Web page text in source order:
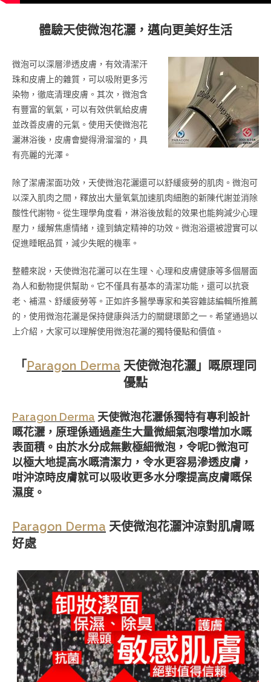
體驗天使微泡花灑，邁向更美好生活
微泡可以深層滲透皮膚，有效清潔汗
珠和皮膚上的雜質，可以吸附更多污
染物，徹底清理皮膚。其次，微泡含
有豐富的氧氣，可以有效供氧給皮膚
並改善皮膚的元氣。使用天使微泡花
灑淋浴後，皮膚會變得滑溜溜的，具
有亮麗的光澤。
除了潔膚潔面功效，天使微泡花灑還可以舒緩疲勞的肌肉。微泡可
以深入肌肉之間，釋放出大量氧氣加速肌肉細胞的新陳代謝並消除
酸性代謝物。從生理學角度看，淋浴後放鬆的效果也能夠減少心理
壓力，緩解焦慮情緒，達到鎮定精神的功效。微泡浴還被證實可以
促進睡眠品質，減少失眠的機率。
整體來說，天使微泡花灑可以在生理、心理和皮膚健康等多個層面
為人和動物提供幫助。它不僅具有基本的清潔功能，還可以抗衰
老、補濕、舒緩疲勞等。正如許多醫學專家和美容雜誌編輯所推薦
的，使用微泡花灑是保持健康與活力的關鍵環節之一。希望通過以
上介紹，大家可以理解使用微泡花灑的獨特優點和價值。
「 Paragon Derma 天使微泡花灑」嘅原理同
優點
Paragon Derma 天使微泡花灑係獨特有專利設計
嘅花灑，原理係通過產生大量微細氣泡嚟增加水嘅
表面積。由於水分成無數極細微泡，令呢D微泡可
以極大地提高水嘅清潔力，令水更容易滲透皮膚，
咁沖涼時皮膚就可以吸收更多水分嚟提高皮膚嘅保
濕度。
Paragon Derma 天使微泡花灑沖涼對肌膚嘅
好處